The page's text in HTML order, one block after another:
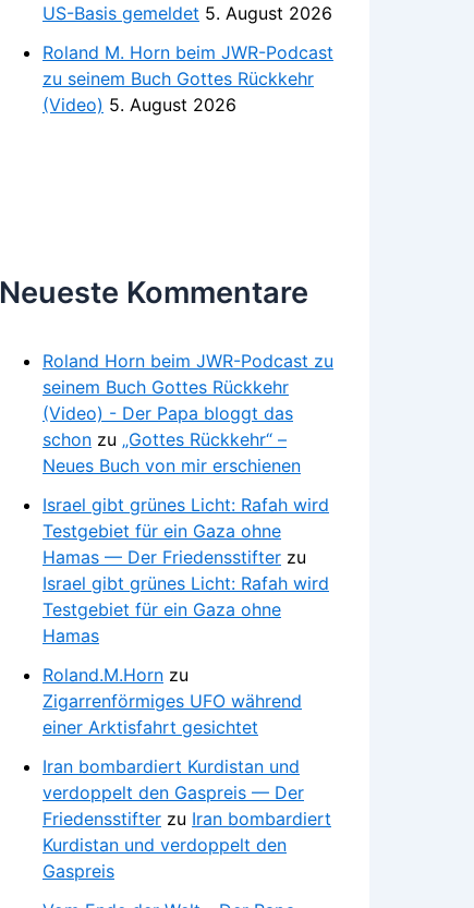
US-Basis gemeldet 5. August 2026
Roland M. Horn beim JWR-Podcast
zu seinem Buch Gottes Rückkehr
(Video) 5. August 2026
Neueste Kommentare
Roland Horn beim JWR-Podcast zu
seinem Buch Gottes Rückkehr
(Video) - Der Papa bloggt das
schon zu „Gottes Rückkehr“ –
Neues Buch von mir erschienen
Israel gibt grünes Licht: Rafah wird
Testgebiet für ein Gaza ohne
Hamas — Der Friedensstifter zu
Israel gibt grünes Licht: Rafah wird
Testgebiet für ein Gaza ohne
Hamas
Roland.M.Horn zu
Zigarrenförmiges UFO während
einer Arktisfahrt gesichtet
Iran bombardiert Kurdistan und
verdoppelt den Gaspreis — Der
Friedensstifter zu Iran bombardiert
Kurdistan und verdoppelt den
Gaspreis